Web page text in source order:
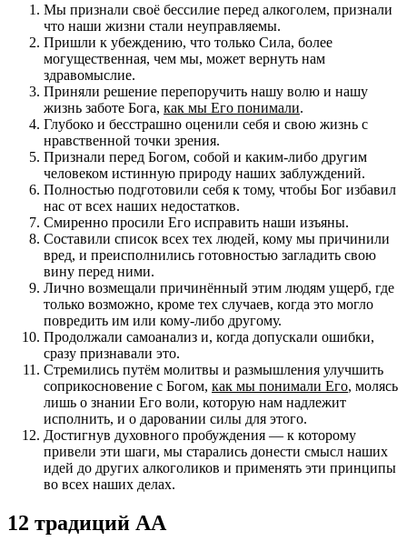
Мы признали своё бессилие перед алкоголем, признали
что наши жизни стали неуправляемы.
Пришли к убеждению, что только Сила, более
могущественная, чем мы, может вернуть нам
здравомыслие.
Приняли решение перепоручить нашу волю и нашу
жизнь заботе Бога, как мы Его понимали.
Глубоко и бесстрашно оценили себя и свою жизнь с
нравственной точки зрения.
Признали перед Богом, собой и каким-либо другим
человеком истинную природу наших заблуждений.
Полностью подготовили себя к тому, чтобы Бог избавил
нас от всех наших недостатков.
Смиренно просили Его исправить наши изъяны.
Составили список всех тех людей, кому мы причинили
вред, и преисполнились готовностью загладить свою
вину перед ними.
Лично возмещали причинённый этим людям ущерб, где
только возможно, кроме тех случаев, когда это могло
повредить им или кому-либо другому.
Продолжали самоанализ и, когда допускали ошибки,
сразу признавали это.
Стремились путём молитвы и размышления улучшить
соприкосновение с Богом, как мы понимали Его, молясь
лишь о знании Его воли, которую нам надлежит
исполнить, и о даровании силы для этого.
Достигнув духовного пробуждения — к которому
привели эти шаги, мы старались донести смысл наших
идей до других алкоголиков и применять эти принципы
во всех наших делах.
12 традиций АА